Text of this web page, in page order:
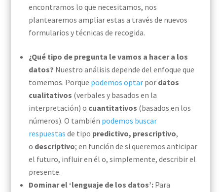
encontramos lo que necesitamos, nos
plantearemos ampliar estas a través de nuevos
formularios y técnicas de recogida.
¿Qué tipo de pregunta le vamos a hacer a los
datos? Nuestro análisis depende del enfoque que
tomemos. Porque podemos optarpor datos
cualitativos (verbales y basados en la
interpretación) o cuantitativos (basados en los
números). O también podemos buscar
respuestas de tipo predictivo, prescriptivo,
o descriptivo; en función de si queremos anticipar
el futuro, influir en él o, simplemente, describir el
presente.
Dominar el ‘lenguaje de los datos’:Para